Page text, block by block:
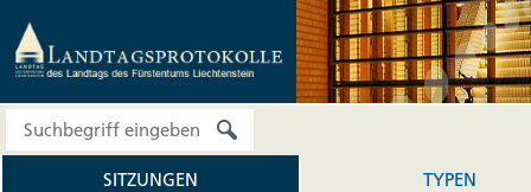
SITZUNGEN TYPEN